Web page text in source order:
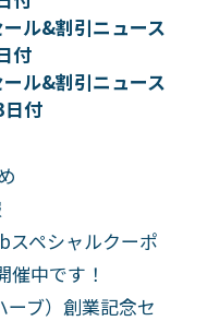
ル&割引ニュース
付
ル&割引ニュース
付
スペシャルクーポ
催中です！
ブ）創業記念セ